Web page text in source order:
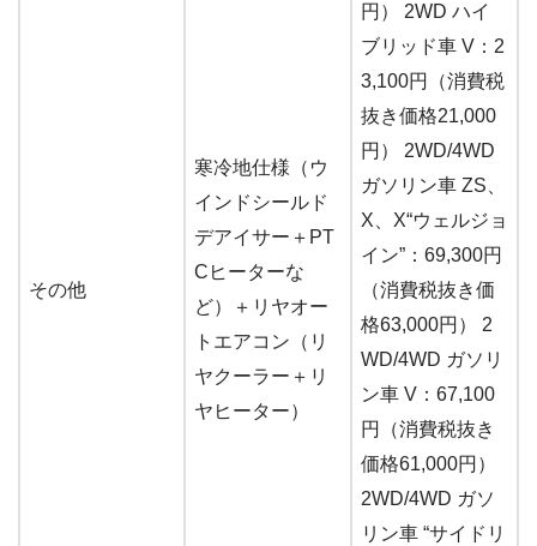
その他
寒冷地仕様（ウ
インドシールド
デアイサー＋PT
Cヒーターな
ど）＋リヤオー
トエアコン（リ
ヤクーラー＋リ
ヤヒーター）
円） 2WD ハイ
ブリッド車 V：2
3,100円（消費税
抜き価格21,000
円） 2WD/4WD
ガソリン車 ZS、
X、X“ウェルジョ
イン”：69,300円
（消費税抜き価
格63,000円） 2
WD/4WD ガソリ
ン車 V：67,100
円（消費税抜き
価格61,000円）
2WD/4WD ガソ
リン車 “サイドリ